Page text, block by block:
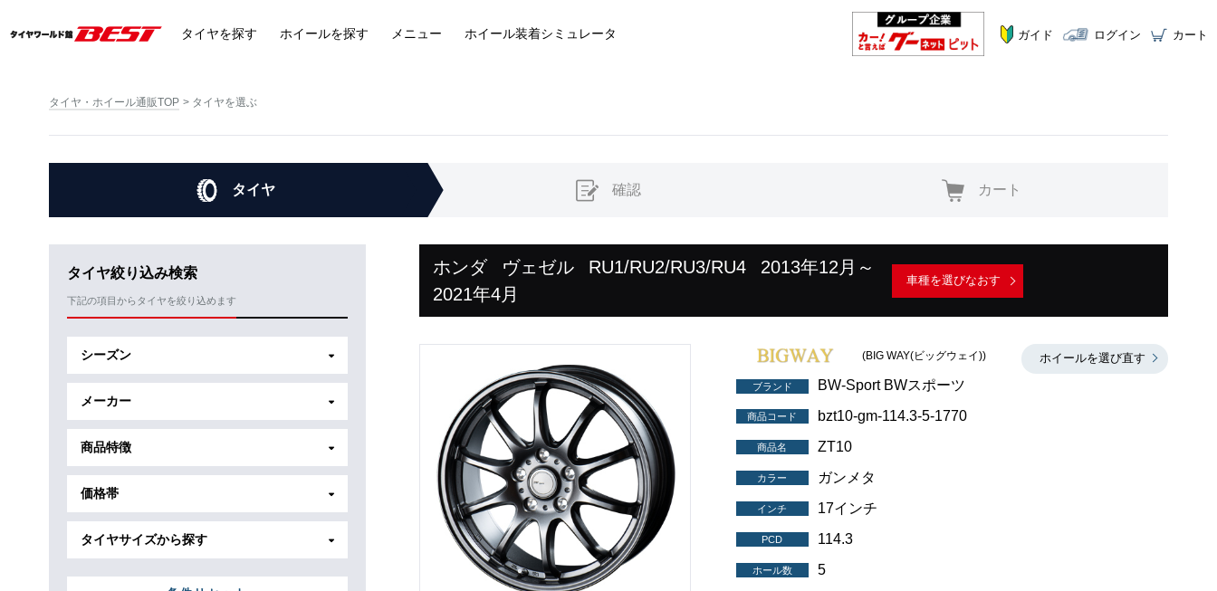
タイヤを探す ホイールを探す メニュー ホイール装着シミュレータ ガイド ログイン カート
タイヤ・ホイール通販TOP タイヤを選ぶ
タイヤ 確認 カート
タイヤ絞り込み検索
下記の項目からタイヤを絞り込めます
シーズン
メーカー
商品特徴
価格帯
タイヤサイズから探す
ホンダ ヴェゼル RU1/RU2/RU3/RU4
2013年12月～
2021年4月
車種を選びなおす
ホイールを選び直す
(BIG WAY(ビッグウェイ))
ブランド BW-Sport BWスポーツ
商品コード bzt10-gm-114.3-5-1770
商品名 ZT10
カラー ガンメタ
インチ 17インチ
PCD 114.3
ホール数 5